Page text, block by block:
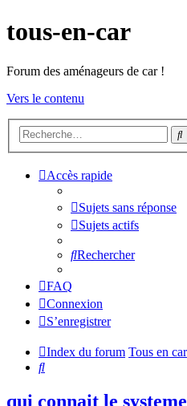
tous-en-car
Forum des aménageurs de car !
Vers le contenu
Accès rapide
Sujets sans réponse
Sujets actifs
Rechercher
FAQ
Connexion
S’enregistrer
Index du forum Tous en car
Rechercher
qui connait le